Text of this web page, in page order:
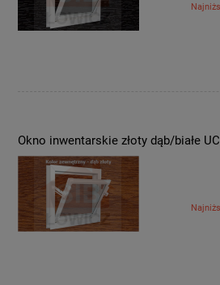
Okno inwentarskie złoty dąb/białe